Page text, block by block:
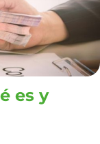
es y